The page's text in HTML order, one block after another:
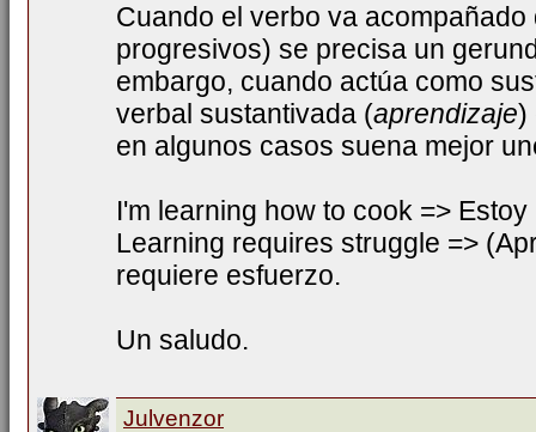
Cuando el verbo va
progresivos) se precisa un
embargo, cuando actúa como
verbal sustantivada (aprendizaje)
en algunos casos suena mejor
I'm learning how to cook =>
Learning requires struggle =>
requiere esfuerzo.
Un saludo.
Julvenzor